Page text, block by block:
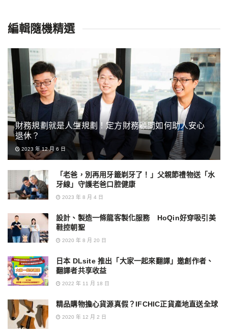
編輯隨機精選
財務規劃就是人生規劃！定方財務顧問如何助人安心
退休？
2023 年 12 月 6 日
「老爸，別再用牙籤剃牙了！」父親節禮物送「水
牙線」守護老爸口腔健康
2023 年 8 月 4 日
設計、製造一條龍客製化服務 HoQin好穿吸引美
鞋控朝聖
2020 年 8 月 20 日
日本 DLsite 推出「大家一起來翻譯」邀創作者、
翻譯者共享收益
2022 年 11 月 18 日
精品購物擔心貨源真假？IFCHIC正貨產地直送全球
2020 年 12 月 2 日